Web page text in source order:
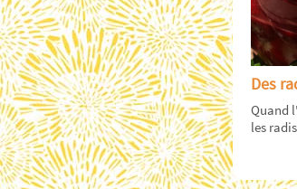
Des
Quand
les